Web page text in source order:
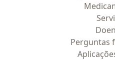
Perguntas